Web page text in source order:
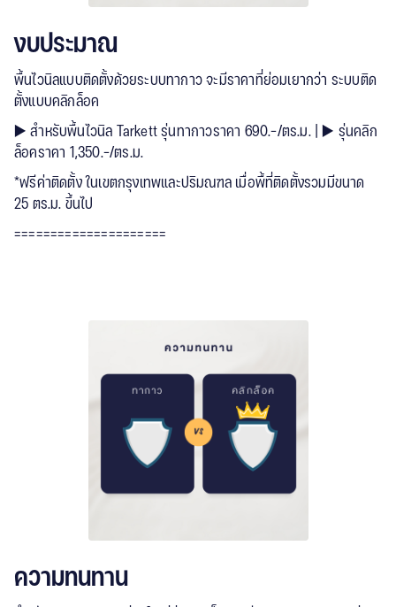
งบประมาณ
พื้นไวนิลแบบติดตั้งด้วยระบบทากาว จะมีราคาที่ย่อมเยากว่า ระบบติด
ตั้งแบบคลิกล็อค
▶️ สำหรับพื้นไวนิล Tarkett รุ่นทากาวราคา 690.-/ตร.ม. | ▶️ รุ่นคลิก
ล็อคราคา 1,350.-/ตร.ม.
*ฟรีค่าติดตั้ง ในเขตกรุงเทพและปริมณฑล เมื่อพื้ที่ติดตั้งรวมมีขนาด
25 ตร.ม. ขึ้นไป
=====================
ความทนทาน